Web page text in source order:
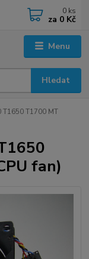
Menu
Hledat
0 ks
za 0 Kč
T1650 T1700 MT
fan)